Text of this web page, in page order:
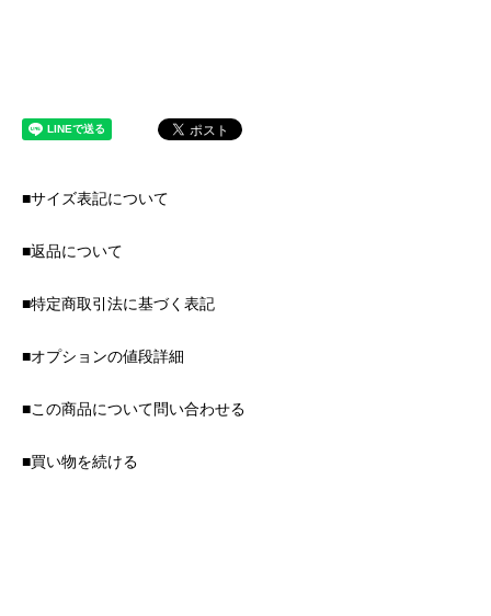
■サイズ表記について
■返品について
■特定商取引法に基づく表記
■オプションの値段詳細
■この商品について問い合わせる
■買い物を続ける